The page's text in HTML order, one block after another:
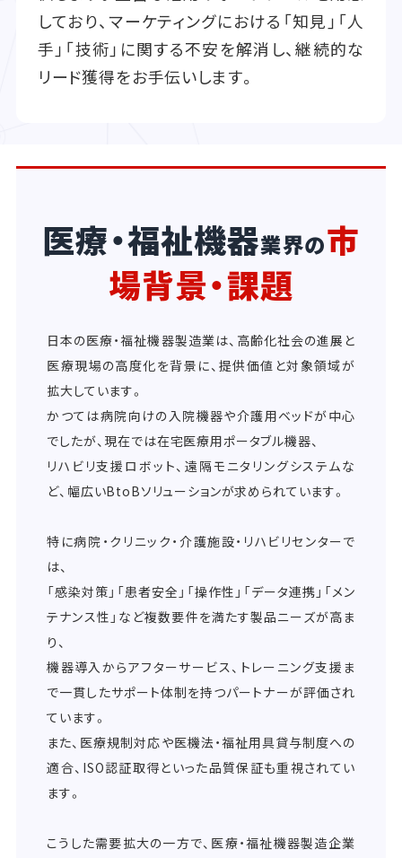
しており、マーケティングにおける「知見」「人
手」「技術」に関する不安を解消し、継続的な
リード獲得をお手伝いします。
医療・福祉機器業界の市
場背景・課題
日本の医療・福祉機器製造業は、高齢化社会の進展と
医療現場の高度化を背景に、提供価値と対象領域が
拡大しています。
かつては病院向けの入院機器や介護用ベッドが中心
でしたが、現在では在宅医療用ポータブル機器、
リハビリ支援ロボット、遠隔モニタリングシステムな
ど、幅広いBtoBソリューションが求められています。
特に病院・クリニック・介護施設・リハビリセンターで
は、
「感染対策」「患者安全」「操作性」「データ連携」「メン
テナンス性」など複数要件を満たす製品ニーズが高ま
り、
機器導入からアフターサービス、トレーニング支援ま
で一貫したサポート体制を持つパートナーが評価され
ています。
また、医療規制対応や医機法・福祉用具貸与制度への
適合、ISO認証取得といった品質保証も重視されてい
ます。
こうした需要拡大の一方で、医療・福祉機器製造企業